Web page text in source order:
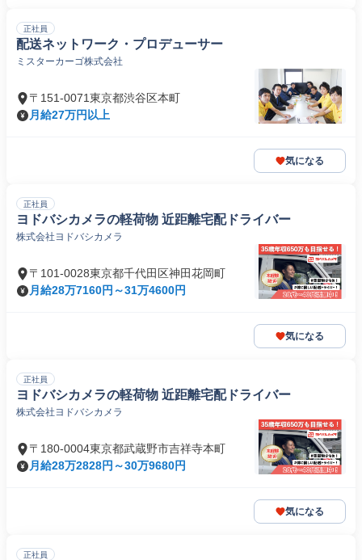
正社員
配送ネットワーク・プロデューサー
ミスターカーゴ株式会社
〒151-0071東京都渋谷区本町
月給27万円以上
気になる
正社員
ヨドバシカメラの軽荷物 近距離宅配ドライバー
株式会社ヨドバシカメラ
〒101-0028東京都千代田区神田花岡町
月給28万7160円～31万4600円
気になる
正社員
ヨドバシカメラの軽荷物 近距離宅配ドライバー
株式会社ヨドバシカメラ
〒180-0004東京都武蔵野市吉祥寺本町
月給28万2828円～30万9680円
気になる
正社員